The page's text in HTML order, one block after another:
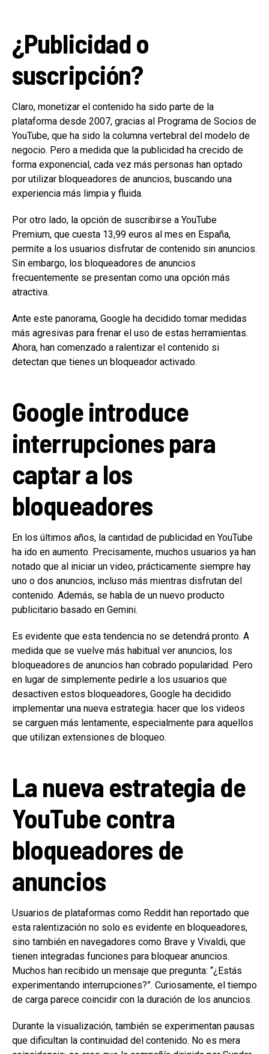
¿Publicidad o
suscripción?
Claro, monetizar el contenido ha sido parte de la
plataforma desde 2007, gracias al Programa de Socios de
YouTube, que ha sido la columna vertebral del modelo de
negocio. Pero a medida que la publicidad ha crecido de
forma exponencial, cada vez más personas han optado
por utilizar bloqueadores de anuncios, buscando una
experiencia más limpia y fluida.
Por otro lado, la opción de suscribirse a YouTube
Premium, que cuesta 13,99 euros al mes en España,
permite a los usuarios disfrutar de contenido sin anuncios.
Sin embargo, los bloqueadores de anuncios
frecuentemente se presentan como una opción más
atractiva.
Ante este panorama, Google ha decidido tomar medidas
más agresivas para frenar el uso de estas herramientas.
Ahora, han comenzado a ralentizar el contenido si
detectan que tienes un bloqueador activado.
Google introduce
interrupciones para
captar a los
bloqueadores
En los últimos años, la cantidad de publicidad en YouTube
ha ido en aumento. Precisamente, muchos usuarios ya han
notado que al iniciar un video, prácticamente siempre hay
uno o dos anuncios, incluso más mientras disfrutan del
contenido. Además, se habla de un nuevo producto
publicitario basado en Gemini.
Es evidente que esta tendencia no se detendrá pronto. A
medida que se vuelve más habitual ver anuncios, los
bloqueadores de anuncios han cobrado popularidad. Pero
en lugar de simplemente pedirle a los usuarios que
desactiven estos bloqueadores, Google ha decidido
implementar una nueva estrategia: hacer que los videos
se carguen más lentamente, especialmente para aquellos
que utilizan extensiones de bloqueo.
La nueva estrategia de
YouTube contra
bloqueadores de
anuncios
Usuarios de plataformas como Reddit han reportado que
esta ralentización no solo es evidente en bloqueadores,
sino también en navegadores como Brave y Vivaldi, que
tienen integradas funciones para bloquear anuncios.
Muchos han recibido un mensaje que pregunta: “¿Estás
experimentando interrupciones?”. Curiosamente, el tiempo
de carga parece coincidir con la duración de los anuncios.
Durante la visualización, también se experimentan pausas
que dificultan la continuidad del contenido. No es mera